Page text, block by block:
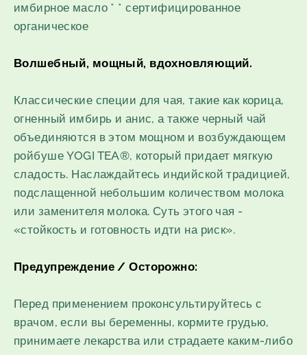
имбирное масло * * сертифицированное
органическое
Волшебный, мощный, вдохновляющий.
Классические специи для чая, такие как корица,
огненный имбирь и анис, а также черный чай
объединяются в этом мощном и возбуждающем
ройбуше YOGI TEA®, который придает мягкую
сладость. Наслаждайтесь индийской традицией,
подслащенной небольшим количеством молока
или заменителя молока. Суть этого чая -
«стойкость и готовность идти на риск».
Предупреждение / Осторожно:
Перед применением проконсультируйтесь с
врачом, если вы беременны, кормите грудью,
принимаете лекарства или страдаете каким-либо